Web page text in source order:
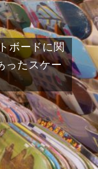
ボードに関
ったスケー